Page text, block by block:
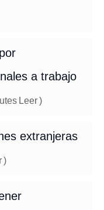
a trabajo
Leer)
extranjeras
)